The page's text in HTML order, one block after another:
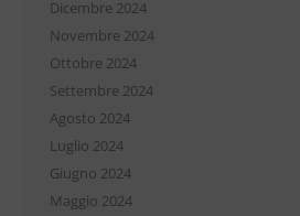
Dicembre 2024
Novembre 2024
Ottobre 2024
Settembre 2024
Agosto 2024
Luglio 2024
Giugno 2024
Maggio 2024